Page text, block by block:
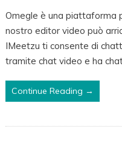
Omegle è una piattaforma
nostro editor video può
IMeetzu ti consente di
tramite chat video e ha
Continue Reading →